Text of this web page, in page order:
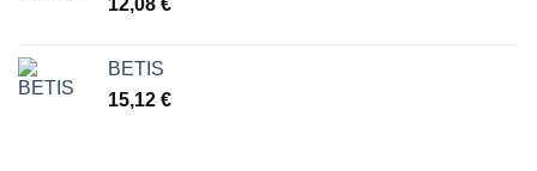
BETIS
15,12 €